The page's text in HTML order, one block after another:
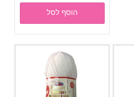
הוסף לסל